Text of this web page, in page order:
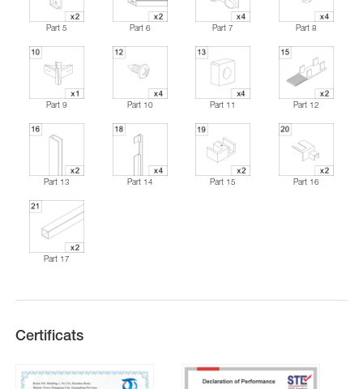
Part 5 Part 6 Part 7 Part 8
Part 9 Part 10 Part 11 Part 12
Part 13 Part 14 Part 15 Part 16
Part 17
Certificats